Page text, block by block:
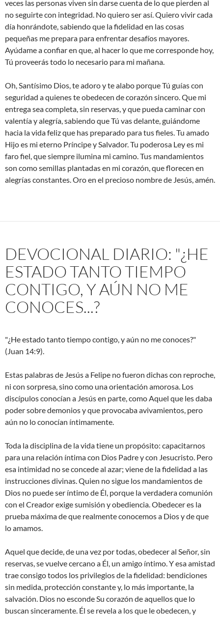
veces las personas viven sin darse cuenta de lo que pierden al
no seguirte con integridad. No quiero ser así. Quiero vivir cada
día honrándote, sabiendo que la fidelidad en las cosas
pequeñas me prepara para enfrentar desafíos mayores.
Ayúdame a confiar en que, al hacer lo que me corresponde hoy,
Tú proveerás todo lo necesario para mi mañana.
Oh, Santísimo Dios, te adoro y te alabo porque Tú guías con
seguridad a quienes te obedecen de corazón sincero. Que mi
entrega sea completa, sin reservas, y que pueda caminar con
valentía y alegría, sabiendo que Tú vas delante, guiándome
hacia la vida feliz que has preparado para tus fieles. Tu amado
Hijo es mi eterno Príncipe y Salvador. Tu poderosa Ley es mi
faro fiel, que siempre ilumina mi camino. Tus mandamientos
son como semillas plantadas en mi corazón, que florecen en
alegrías constantes. Oro en el precioso nombre de Jesús, amén.
DEVOCIONAL DIARIO: "¿HE
ESTADO TANTO TIEMPO
CONTIGO, Y AÚN NO ME
CONOCES...?
"¿He estado tanto tiempo contigo, y aún no me conoces?"
(Juan 14:9).
Estas palabras de Jesús a Felipe no fueron dichas con reproche,
ni con sorpresa, sino como una orientación amorosa. Los
discípulos conocían a Jesús en parte, como Aquel que les daba
poder sobre demonios y que provocaba avivamientos, pero
aún no lo conocían íntimamente.
Toda la disciplina de la vida tiene un propósito: capacitarnos
para una relación íntima con Dios Padre y con Jesucristo. Pero
esa intimidad no se concede al azar; viene de la fidelidad a las
instrucciones divinas. Quien no sigue los mandamientos de
Dios no puede ser íntimo de Él, porque la verdadera comunión
con el Creador exige sumisión y obediencia. Obedecer es la
prueba máxima de que realmente conocemos a Dios y de que
lo amamos.
Aquel que decide, de una vez por todas, obedecer al Señor, sin
reservas, se vuelve cercano a Él, un amigo íntimo. Y esa amistad
trae consigo todos los privilegios de la fidelidad: bendiciones
sin medida, protección constante y, lo más importante, la
salvación. Dios no esconde Su corazón de aquellos que lo
buscan sinceramente. Él se revela a los que le obedecen, y